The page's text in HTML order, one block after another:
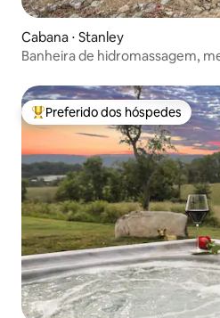
Cabana ⋅ Stanley
Banheira de hidromassagem,
Entre os melhores preferidos
Preferido dos hóspedes